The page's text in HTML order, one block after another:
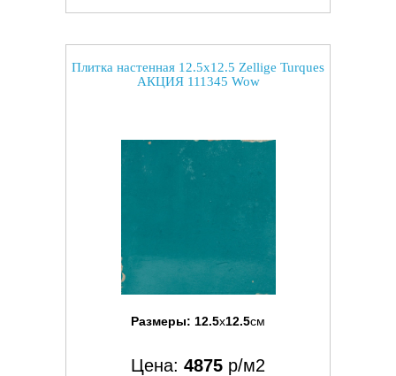
Плитка настенная 12.5x12.5 Zellige Turques
АКЦИЯ 111345 Wow
Размеры: 12.5x12.5см
Цена: 4875 р/м2